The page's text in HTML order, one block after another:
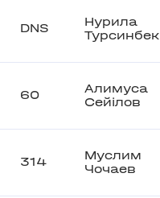
DNS
Нурила
Турсинбек
60
Алимуса
Сейілов
314
Муслим
Чочаев